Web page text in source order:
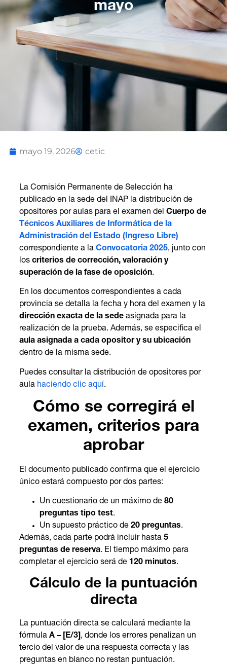
mayo
mayo 19, 2026 cetic
La Comisión Permanente de Selección ha
publicado en la sede del INAP la distribución de
opositores por aulas para el examen del Cuerpo de
Técnicos Auxiliares de Informática de la
Administración del Estado (Ingreso Libre)
correspondiente a la Convocatoria 2025, junto con
los criterios de corrección, valoración y
superación de la fase de oposición.
En los documentos correspondientes a cada
provincia se detalla la fecha y hora del examen y la
dirección exacta de la sedeasignada para la
realización de la prueba. Además, se especifica el
aula asignada a cada opositor y su ubicación
dentro de la misma sede.
Puedes consultar la distribución de opositores por
aula haciendo clic aquí.
Cómo se corregirá el
examen, criterios para
aprobar
El documento publicado confirma que el ejercicio
único estará compuesto por dos partes:
Un cuestionario de un máximo de 80
preguntas tipo test.
Un supuesto práctico de 20 preguntas.
Además, cada parte podrá incluir hasta 5
preguntas de reserva. El tiempo máximo para
completar el ejercicio será de 120 minutos.
Cálculo de la puntuación
directa
La puntuación directa se calculará mediante la
fórmula A – [E/3] , donde los errores penalizan un
tercio del valor de una respuesta correcta y las
preguntas en blanco no restan puntuación.